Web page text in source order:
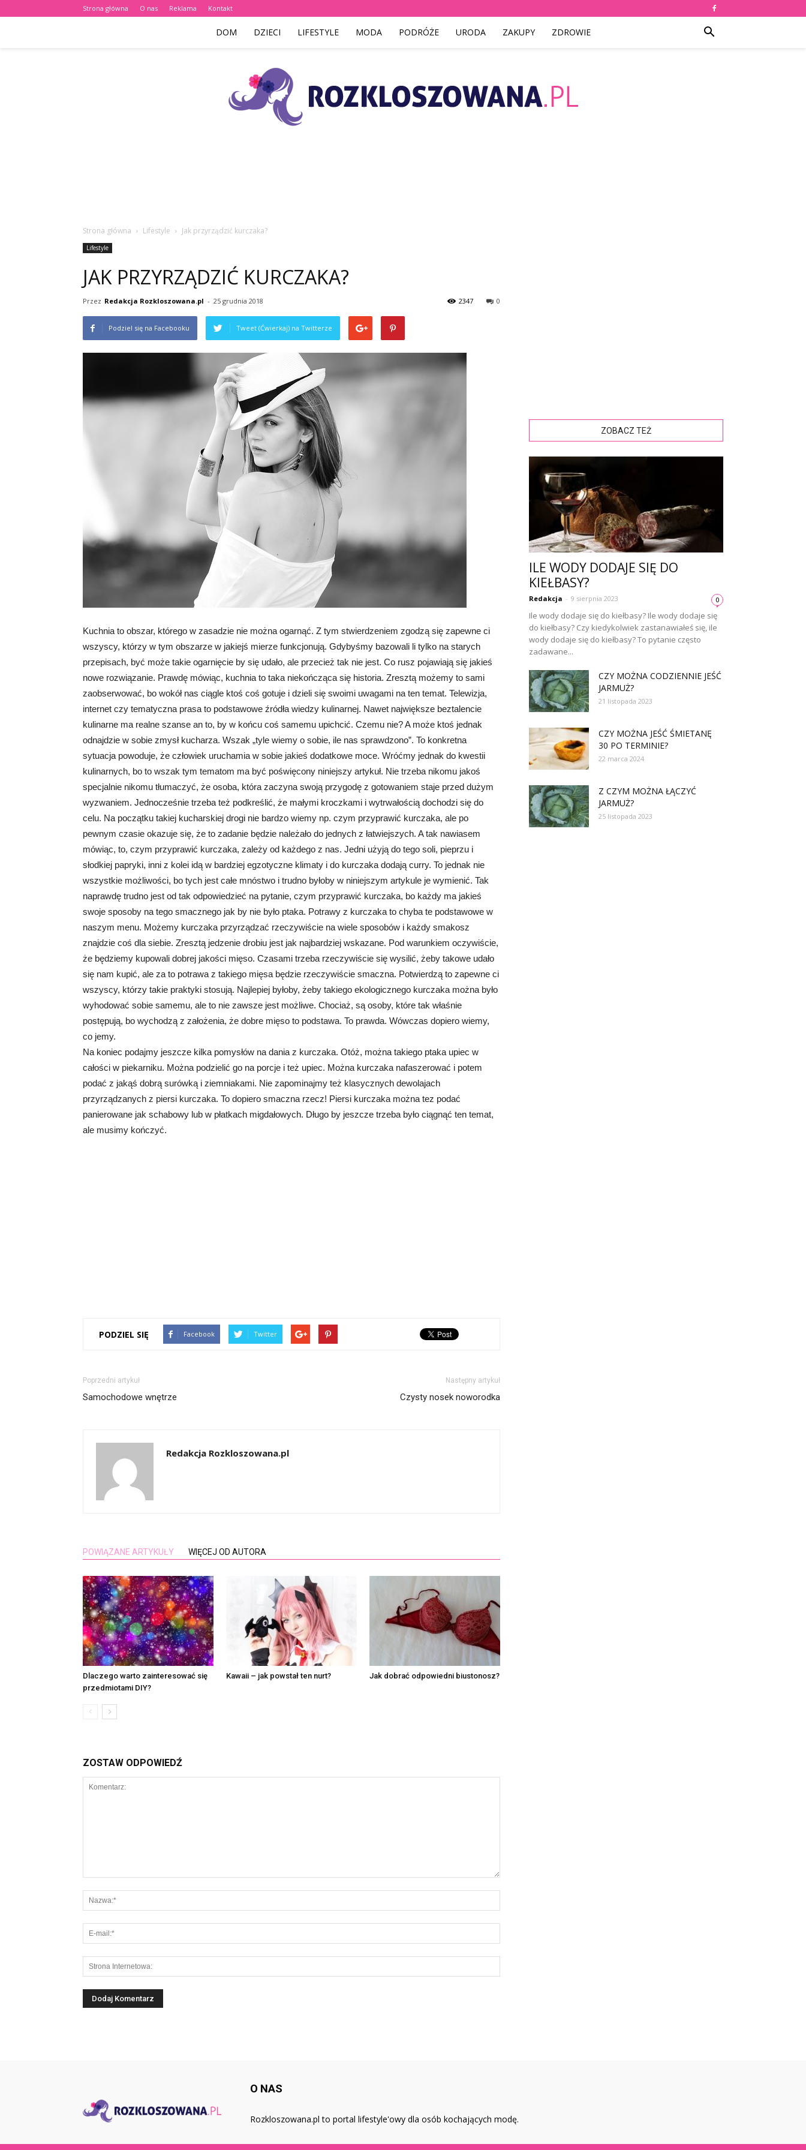
Strona główna O nas Reklama Kontakt
DOM DZIECI LIFESTYLE MODA PODRÓŻE URODA ZAKUPY ZDROWIE
Strona główna Lifestyle Jak przyrządzić kurczaka?
Lifestyle
JAK PRZYRZĄDZIĆ KURCZAKA?
Przez Redakcja Rozkloszowana.pl - 25 grudnia 2018 0
2347
Podziel się na Facebooku Tweet (Ćwierkaj) na Twitterze
Kuchnia to obszar, którego w zasadzie nie można ogarnąć. Z tym stwierdzeniem zgodzą się zapewne ci
wszyscy, którzy w tym obszarze w jakiejś mierze funkcjonują. Gdybyśmy bazowali li tylko na starych
przepisach, być może takie ogarnięcie by się udało, ale przecież tak nie jest. Co rusz pojawiają się jakieś
nowe rozwiązanie. Prawdę mówiąc, kuchnia to taka niekończąca się historia. Zresztą możemy to sami
zaobserwować, bo wokół nas ciągle ktoś coś gotuje i dzieli się swoimi uwagami na ten temat. Telewizja,
internet czy tematyczna prasa to podstawowe źródła wiedzy kulinarnej. Nawet największe beztalencie
kulinarne ma realne szanse an to, by w końcu coś samemu upichcić. Czemu nie? A może ktoś jednak
odnajdzie w sobie zmysł kucharza. Wszak „tyle wiemy o sobie, ile nas sprawdzono”. To konkretna
sytuacja powoduje, że człowiek uruchamia w sobie jakieś dodatkowe moce. Wróćmy jednak do kwestii
kulinarnych, bo to wszak tym tematom ma być poświęcony niniejszy artykuł. Nie trzeba nikomu jakoś
specjalnie nikomu tłumaczyć, że osoba, która zaczyna swoją przygodę z gotowaniem staje przed dużym
wyzwaniem. Jednocześnie trzeba też podkreślić, że małymi kroczkami i wytrwałością dochodzi się do
celu. Na początku takiej kucharskiej drogi nie bardzo wiemy np. czym przyprawić kurczaka, ale po
pewnym czasie okazuje się, że to zadanie będzie należało do jednych z łatwiejszych. A tak nawiasem
mówiąc, to, czym przyprawić kurczaka, zależy od każdego z nas. Jedni użyją do tego soli, pieprzu i
słodkiej papryki, inni z kolei idą w bardziej egzotyczne klimaty i do kurczaka dodają curry. To jednak nie
wszystkie możliwości, bo tych jest całe mnóstwo i trudno byłoby w niniejszym artykule je wymienić. Tak
naprawdę trudno jest od tak odpowiedzieć na pytanie, czym przyprawić kurczaka, bo każdy ma jakieś
swoje sposoby na tego smacznego jak by nie było ptaka. Potrawy z kurczaka to chyba te podstawowe w
naszym menu. Możemy kurczaka przyrządzać rzeczywiście na wiele sposobów i każdy smakosz
znajdzie coś dla siebie. Zresztą jedzenie drobiu jest jak najbardziej wskazane. Pod warunkiem oczywiście,
że będziemy kupowali dobrej jakości mięso. Czasami trzeba rzeczywiście się wysilić, żeby takowe udało
się nam kupić, ale za to potrawa z takiego mięsa będzie rzeczywiście smaczna. Potwierdzą to zapewne ci
wszyscy, którzy takie praktyki stosują. Najlepiej byłoby, żeby takiego ekologicznego kurczaka można było
wyhodować sobie samemu, ale to nie zawsze jest możliwe. Chociaż, są osoby, które tak właśnie
postępują, bo wychodzą z założenia, że dobre mięso to podstawa. To prawda. Wówczas dopiero wiemy,
co jemy.
Na koniec podajmy jeszcze kilka pomysłów na dania z kurczaka. Otóż, można takiego ptaka upiec w
całości w piekarniku. Można podzielić go na porcje i też upiec. Można kurczaka nafaszerować i potem
podać z jakąś dobrą surówką i ziemniakami. Nie zapominajmy też klasycznych dewolajach
przyrządzanych z piersi kurczaka. To dopiero smaczna rzecz! Piersi kurczaka można tez podać
panierowane jak schabowy lub w płatkach migdałowych. Długo by jeszcze trzeba było ciągnąć ten temat,
ale musimy kończyć.
PODZIEL SIĘ Facebook Twitter
Poprzedni artykuł
Samochodowe wnętrze
Następny artykuł
Czysty nosek noworodka
Redakcja Rozkloszowana.pl
POWIĄZANE ARTYKUŁY WIĘCEJ OD AUTORA
Dlaczego warto zainteresować się
przedmiotami DIY?
Kawaii – jak powstał ten nurt? Jak dobrać odpowiedni biustonosz?
ZOSTAW ODPOWIEDŹ
ZOBACZ TEŻ
ILE WODY DODAJE SIĘ DO
KIEŁBASY?
Redakcja - 9 sierpnia 2023 0
Ile wody dodaje się do kiełbasy? Ile wody dodaje się
do kiełbasy? Czy kiedykolwiek zastanawiałeś się, ile
wody dodaje się do kiełbasy? To pytanie często
zadawane...
CZY MOŻNA CODZIENNIE JEŚĆ
JARMUŻ?
21 listopada 2023
CZY MOŻNA JEŚĆ ŚMIETANĘ
30 PO TERMINIE?
22 marca 2024
Z CZYM MOŻNA ŁĄCZYĆ
JARMUŻ?
25 listopada 2023
O NAS
Rozkloszowana.pl to portal lifestyle'owy dla osób kochających modę.